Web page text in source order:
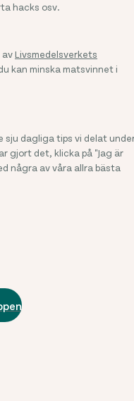
hacks osv.
avLivsmedelsverkets
kan minska matsvinnet i
sju dagliga tips vi delat
gjort det, klicka på "Jag är
några av våra allra bästa